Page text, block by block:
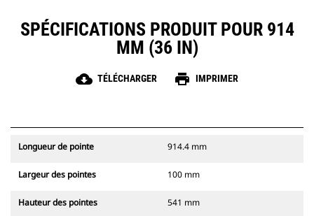
SPÉCIFICATIONS PRODUIT POUR 914
MM (36 IN)
cloud_download TÉLÉCHARGER print IMPRIMER
Longueur de pointe 914.4 mm
Largeur des pointes 100 mm
Hauteur des pointes 541 mm